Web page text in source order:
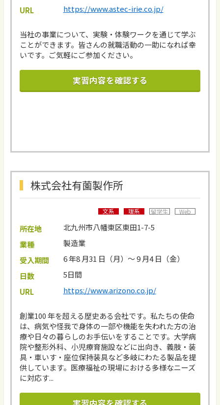
URL
https://www.astec-irie.co.jp/
当社の事業について、実験・体験ワークを通じて学ぶ
ことができます。皆さんの就職活動の一助になれば幸
いです。ご気軽にご参加ください。
実習内容を確認する
株式会社有薗製作所
文系 理系 留学生 Web
所在地
北九州市八幡東区東田1-7-5
業種
製造業
受入期間
6 年8 月31 日（月）～ 9 月4 日（金）
日数
5日間
URL
https://www.arizono.co.jp/
創業100 年を超える歴史ある会社です。私たちの使命
は、病気や怪我で身体の一部や機能を失われた方の治
療や日々の暮らしのお手伝いをすることです。大学病
院や整形外科、小児療育施設などに出向き、義肢・装
具・車いす・座位保持装具など多岐にわたる製品を提
供しています。医療福祉の現場における多様なニーズ
に対応す...